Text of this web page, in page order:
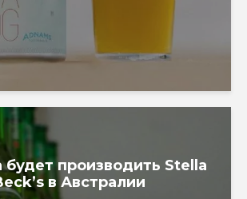
будет производить Stella
в Австралии